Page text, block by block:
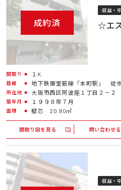
成約済
収益・
☆エ
間取り １K
路線 地下鉄御堂筋線「本町駅」 徒
所在地 大阪市西区阿波座１丁目２－２
築年月 １９９８年７月
面積 壁芯 20.90㎡
間取り図を見る 問い合わせる
収益・